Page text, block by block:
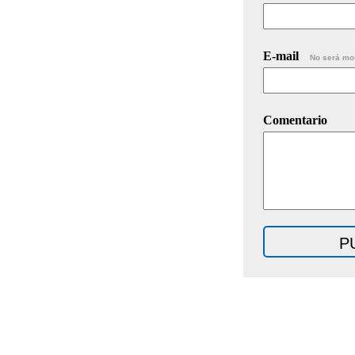
E-mail No será
Comentario